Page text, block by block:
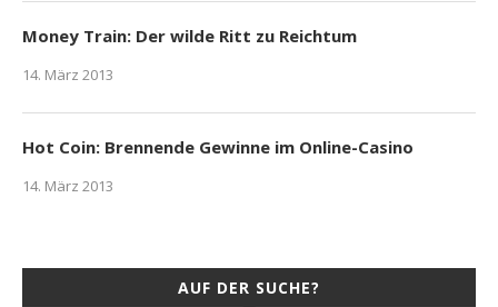
Money Train: Der wilde Ritt zu Reichtum
14. März 2013
Hot Coin: Brennende Gewinne im Online-Casino
14. März 2013
AUF DER SUCHE?